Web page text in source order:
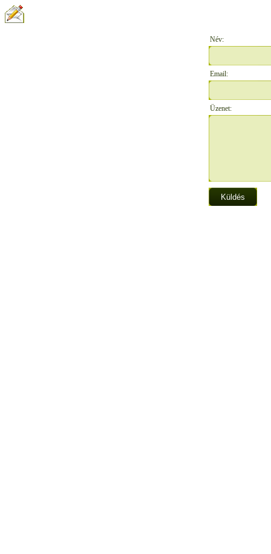
Név:
Email:
Üzenet: